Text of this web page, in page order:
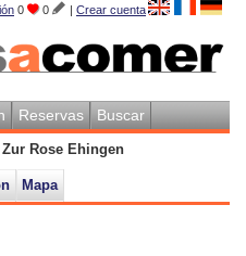
0 0 | Crear cuenta
Reservas Buscar
Zur Rose Ehingen
Mapa